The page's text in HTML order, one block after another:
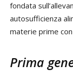
fondata
autosufficienza
materie prime
Prima